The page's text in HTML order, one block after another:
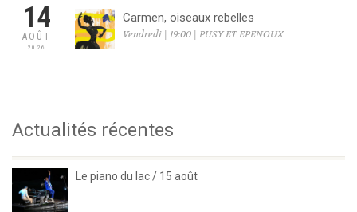
14
AOÛT
2026
Carmen, oiseaux rebelles
Vendredi | 19:00 | PUSY ET EPENOUX
Actualités récentes
Le piano du lac / 15 août